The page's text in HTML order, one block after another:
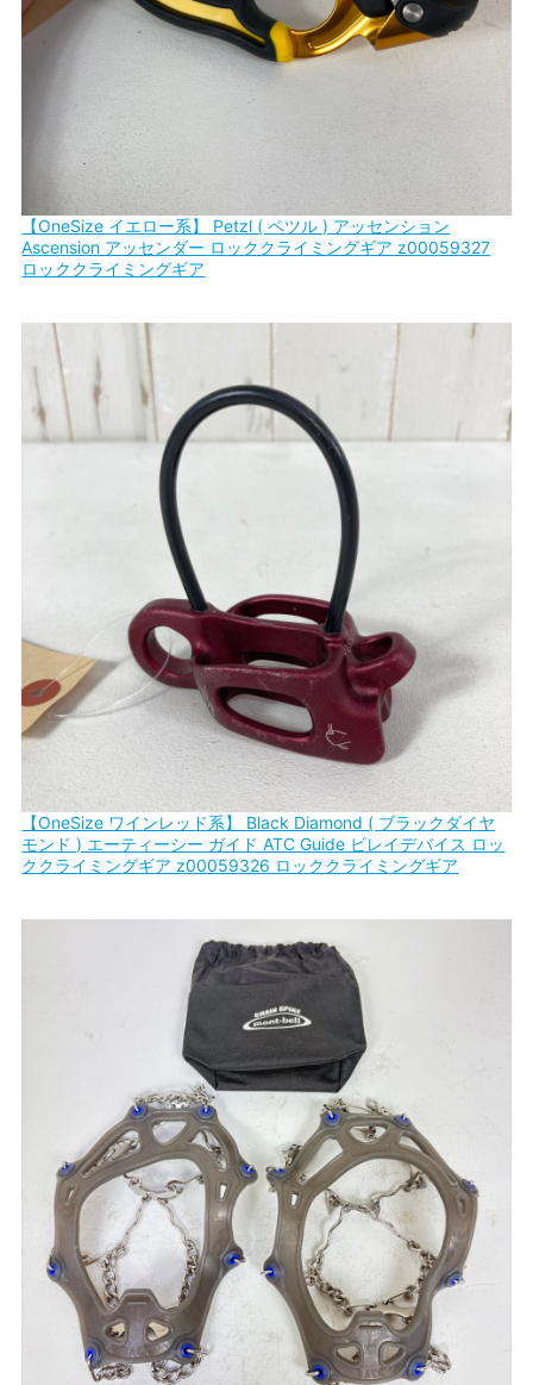
【OneSize イエロー系】 Petzl ( ペツル ) アッセンション
Ascension アッセンダー ロッククライミングギア z00059327
ロッククライミングギア
【OneSize ワインレッド系】 Black Diamond ( ブラックダイヤ
モンド ) エーティーシー ガイド ATC Guide ビレイデバイス ロッ
ククライミングギア z00059326 ロッククライミングギア